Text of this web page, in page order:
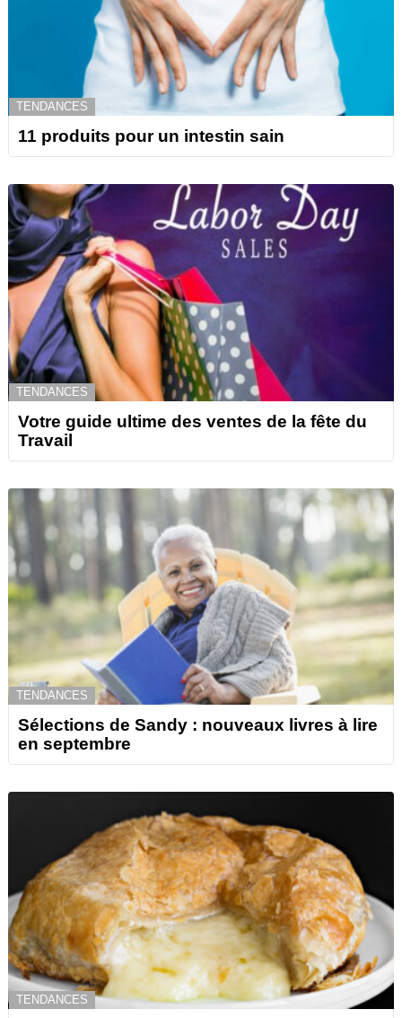
TENDANCES
11 produits pour un intestin sain
TENDANCES
Votre guide ultime des ventes de la fête du
Travail
TENDANCES
Sélections de Sandy : nouveaux livres à lire
en septembre
TENDANCES